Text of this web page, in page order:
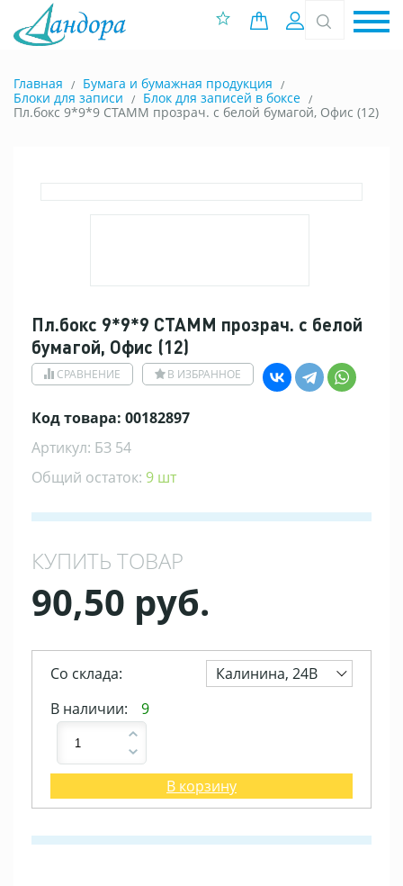
0 позиций
Вход
Главная
Бумага и бумажная продукция
Блоки для записи
Блок для записей в боксе
Пл.бокс 9*9*9 СТАММ прозрач. с белой бумагой, Офис (12)
Пл.бокс 9*9*9 СТАММ прозрач. с белой
бумагой, Офис (12)
СРАВНЕНИЕ В ИЗБРАННОЕ
Код товара: 00182897
Артикул: БЗ 54
Общий остаток: 9 шт
КУПИТЬ ТОВАР
90,50 руб.
Со склада:
Калинина, 24В
В наличии:
9
В корзину